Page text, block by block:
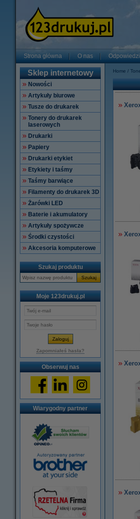
Strona główna O nas
Sklep internetowy
Nowości
Artykuły biurowe
Tusze do drukarek
Tonery do drukarek
laserowych
Drukarki
Papiery
Drukarki etykiet
Etykiety i taśmy
Taśmy barwiące
Filamenty do drukarek 3D
Żarówki LED
Baterie i akumulatory
Artykuły spożywcze
Środki czystości
Akcesoria komputerowe
Szukaj produktu
Szukaj
Moje 123drukuj.pl
Zapomniałeś hasła?
Obserwuj nas
Wiarygodny partner
Home